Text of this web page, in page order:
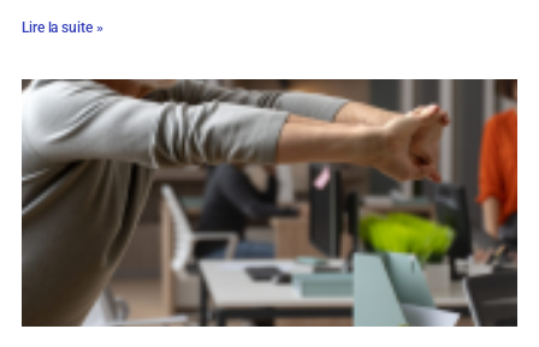
Lire la suite »